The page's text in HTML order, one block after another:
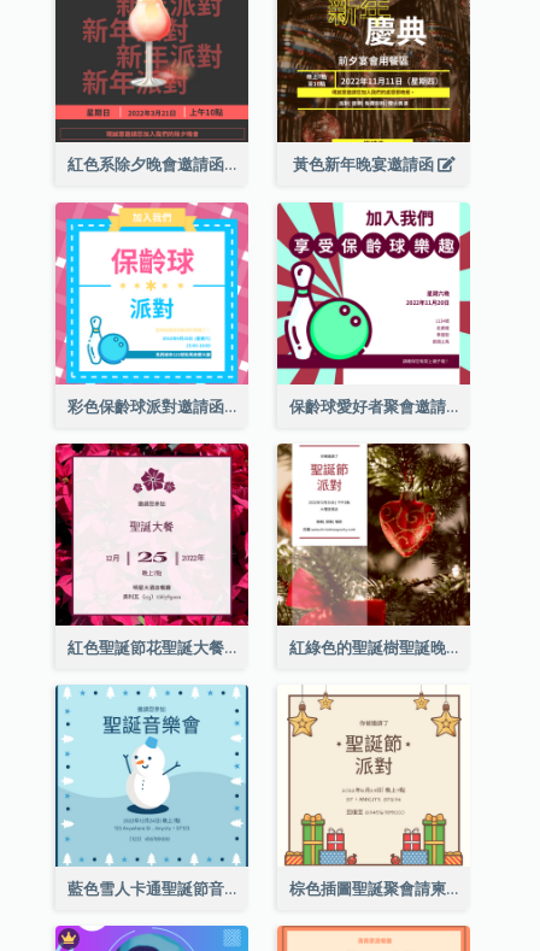
紅色系除夕晚會邀請函 黃色新年晚宴邀請函
彩色保齡球派對邀請函 保齡球愛好者聚會邀請函
紅色聖誕節花聖誕大餐請柬 紅綠色的聖誕樹聖誕晚會邀請函
藍色雪人卡通聖誕節音樂會邀請 棕色插圖聖誕聚會請柬